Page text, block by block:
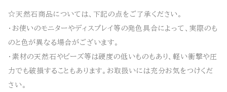
☆天然石商品については、下記の点をご了承ください。
・お使いのモニターやディスプレイ等の発色具合によって、実際のも
のと色が異なる場合がございます。
・素材の天然石やビーズ等は硬度の低いものもあり、軽い衝撃や圧
力でも破損することもあります。お取扱いには充分お気をつけくだ
さい。